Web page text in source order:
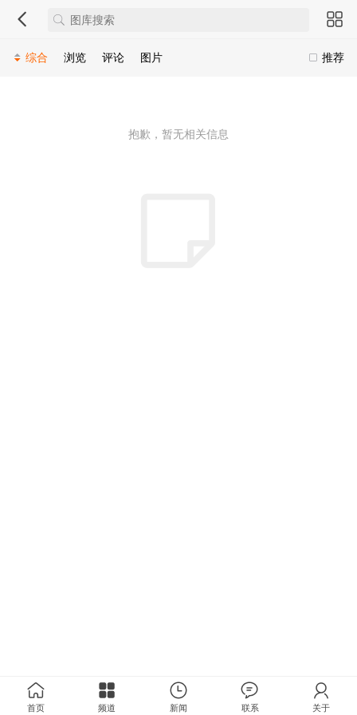
推荐
综合 浏览 评论 图片
抱歉，暂无相关信息
首页 频道 新闻 联系 关于